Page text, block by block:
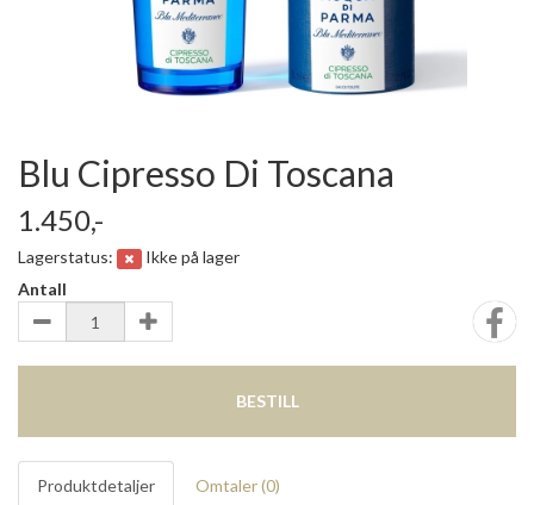
Blu Cipresso Di Toscana
1.450,-
Lagerstatus:
Ikke på lager
Antall
BESTILL
Produktdetaljer Omtaler (0)